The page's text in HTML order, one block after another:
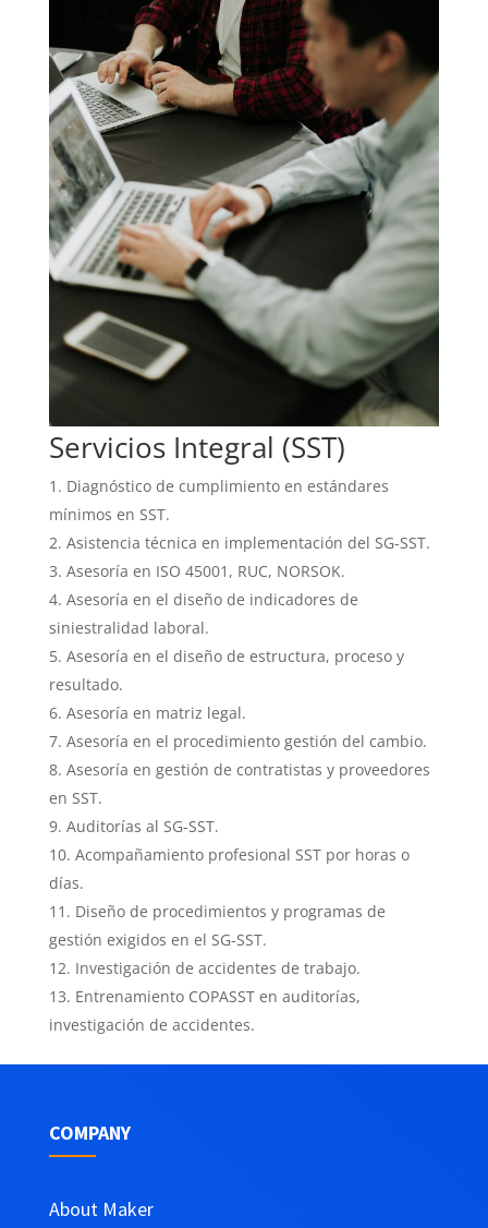
Servicios Integral (SST)
Diagnóstico de cumplimiento en estándares
mínimos en SST.
Asistencia técnica en implementación del SG-SST.
Asesoría en ISO 45001, RUC, NORSOK.
Asesoría en el diseño de indicadores de
siniestralidad laboral.
Asesoría en el diseño de estructura, proceso y
resultado.
Asesoría en matriz legal.
Asesoría en el procedimiento gestión del cambio.
Asesoría en gestión de contratistas y proveedores
en SST.
Auditorías al SG-SST.
Acompañamiento profesional SST por horas o
días.
Diseño de procedimientos y programas de
gestión exigidos en el SG-SST.
Investigación de accidentes de trabajo.
Entrenamiento COPASST en auditorías,
investigación de accidentes.
COMPANY
About Maker